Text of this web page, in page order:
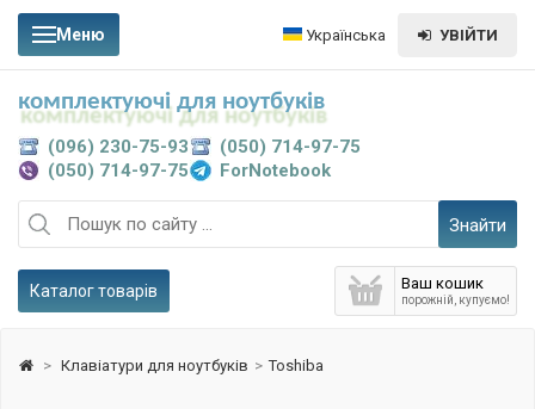
Меню Українська УВІЙТИ
Знайти
Ваш кошик
порожній, купуємо!
Каталог товарів
(096) 230-75-93
(050) 714-97-75
(050) 714-97-75
ForNotebook
комплектуючі для ноутбуків
> Клавіатури для ноутбуків > Toshiba